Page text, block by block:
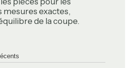
mesures exactes,
de la coupe.